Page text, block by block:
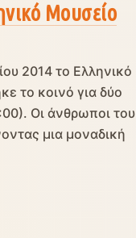
Μουσείο
2014 το Ελληνικό
το κοινό για δύο
Οι άνθρωποι του
μια μοναδική